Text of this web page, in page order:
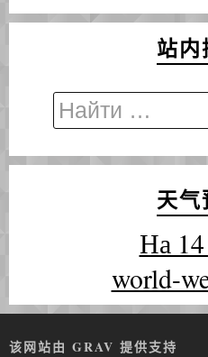
站内
天气
На
world-
该网站由 GRAV 提供支持